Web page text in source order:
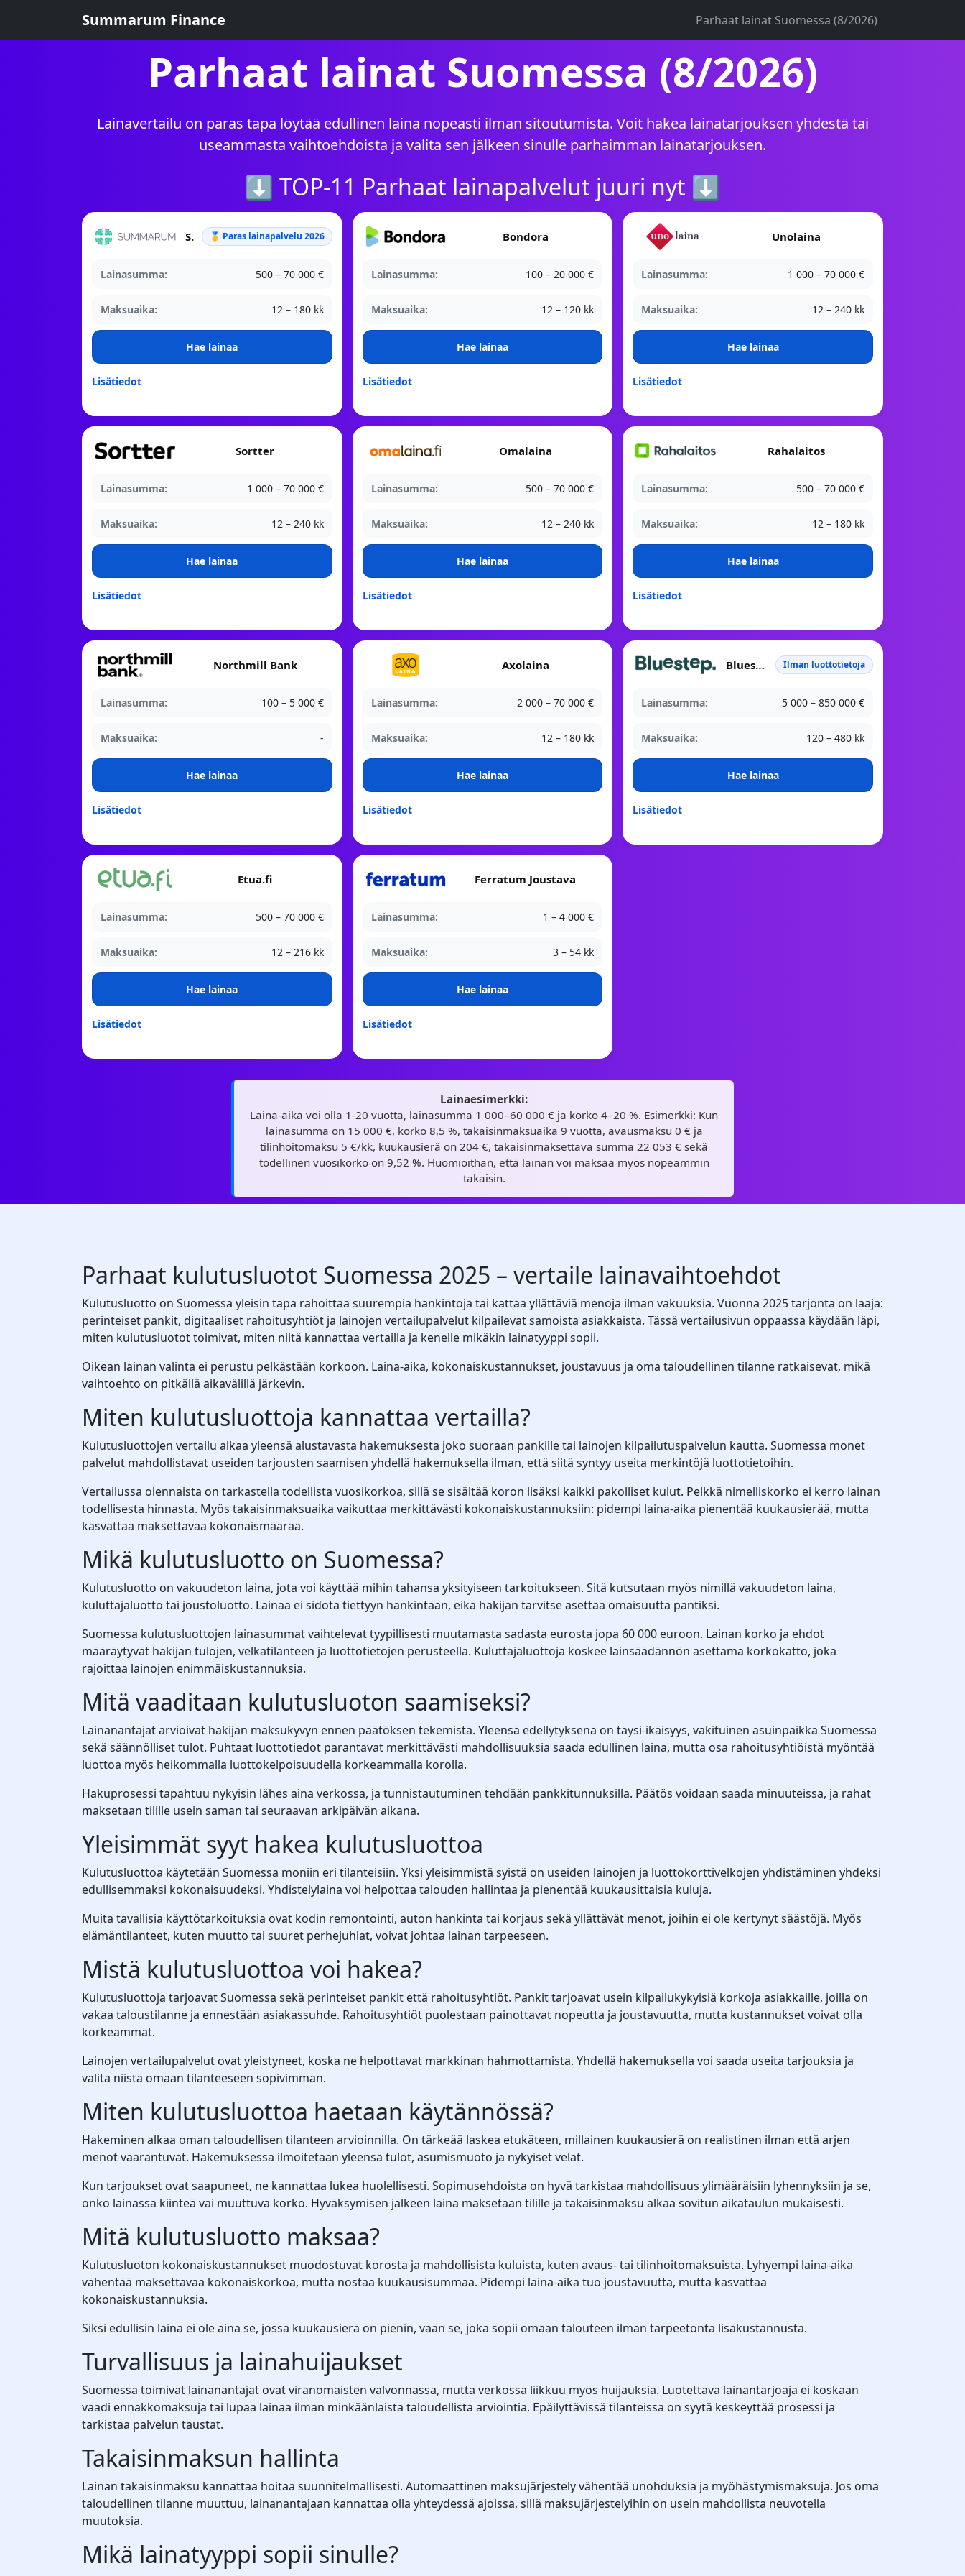
Summarum Finance Parhaat lainat Suomessa (8/2026)
Parhaat lainat Suomessa (8/2026)
Lainavertailu on paras tapa löytää edullinen laina nopeasti ilman sitoutumista. Voit hakea lainatarjouksen yhdestä tai
useammasta vaihtoehdoista ja valita sen jälkeen sinulle parhaimman lainatarjouksen.
⬇ TOP-11 Parhaat lainapalvelut juuri nyt ⬇
Summarum 🥇 Paras lainapalvelu 2026
Lainasumma: 500 – 70 000 €
Maksuaika: 12 – 180 kk
Hae lainaa
Lisätiedot
Bondora
Lainasumma: 100 – 20 000 €
Maksuaika: 12 – 120 kk
Hae lainaa
Lisätiedot
Unolaina
Lainasumma: 1 000 – 70 000 €
Maksuaika: 12 – 240 kk
Hae lainaa
Lisätiedot
Sortter
Lainasumma: 1 000 – 70 000 €
Maksuaika: 12 – 240 kk
Hae lainaa
Lisätiedot
Omalaina
Lainasumma: 500 – 70 000 €
Maksuaika: 12 – 240 kk
Hae lainaa
Lisätiedot
Rahalaitos
Lainasumma: 500 – 70 000 €
Maksuaika: 12 – 180 kk
Hae lainaa
Lisätiedot
Northmill Bank
Lainasumma: 100 – 5 000 €
Maksuaika: -
Hae lainaa
Lisätiedot
Axolaina
Lainasumma: 2 000 – 70 000 €
Maksuaika: 12 – 180 kk
Hae lainaa
Lisätiedot
Bluestep Bank Ilman luottotietoja
Lainasumma: 5 000 – 850 000 €
Maksuaika: 120 – 480 kk
Hae lainaa
Lisätiedot
Etua.fi
Lainasumma: 500 – 70 000 €
Maksuaika: 12 – 216 kk
Hae lainaa
Lisätiedot
Ferratum Joustava
Lainasumma: 1 – 4 000 €
Maksuaika: 3 – 54 kk
Hae lainaa
Lisätiedot
Lainaesimerkki:
Laina-aika voi olla 1-20 vuotta, lainasumma 1 000–60 000 € ja korko 4–20 %. Esimerkki: Kun
lainasumma on 15 000 €, korko 8,5 %, takaisinmaksuaika 9 vuotta, avausmaksu 0 € ja
tilinhoitomaksu 5 €/kk, kuukausierä on 204 €, takaisinmaksettava summa 22 053 € sekä
todellinen vuosikorko on 9,52 %. Huomioithan, että lainan voi maksaa myös nopeammin
takaisin.
Parhaat kulutusluotot Suomessa 2025 – vertaile lainavaihtoehdot
Kulutusluotto on Suomessa yleisin tapa rahoittaa suurempia hankintoja tai kattaa yllättäviä menoja ilman vakuuksia. Vuonna 2025 tarjonta on laaja:
perinteiset pankit, digitaaliset rahoitusyhtiöt ja lainojen vertailupalvelut kilpailevat samoista asiakkaista. Tässä vertailusivun oppaassa käydään läpi,
miten kulutusluotot toimivat, miten niitä kannattaa vertailla ja kenelle mikäkin lainatyyppi sopii.
Oikean lainan valinta ei perustu pelkästään korkoon. Laina-aika, kokonaiskustannukset, joustavuus ja oma taloudellinen tilanne ratkaisevat, mikä
vaihtoehto on pitkällä aikavälillä järkevin.
Miten kulutusluottoja kannattaa vertailla?
Kulutusluottojen vertailu alkaa yleensä alustavasta hakemuksesta joko suoraan pankille tai lainojen kilpailutuspalvelun kautta. Suomessa monet
palvelut mahdollistavat useiden tarjousten saamisen yhdellä hakemuksella ilman, että siitä syntyy useita merkintöjä luottotietoihin.
Vertailussa olennaista on tarkastella todellista vuosikorkoa, sillä se sisältää koron lisäksi kaikki pakolliset kulut. Pelkkä nimelliskorko ei kerro lainan
todellisesta hinnasta. Myös takaisinmaksuaika vaikuttaa merkittävästi kokonaiskustannuksiin: pidempi laina-aika pienentää kuukausierää, mutta
kasvattaa maksettavaa kokonaismäärää.
Mikä kulutusluotto on Suomessa?
Kulutusluotto on vakuudeton laina, jota voi käyttää mihin tahansa yksityiseen tarkoitukseen. Sitä kutsutaan myös nimillä vakuudeton laina,
kuluttajaluotto tai joustoluotto. Lainaa ei sidota tiettyyn hankintaan, eikä hakijan tarvitse asettaa omaisuutta pantiksi.
Suomessa kulutusluottojen lainasummat vaihtelevat tyypillisesti muutamasta sadasta eurosta jopa 60 000 euroon. Lainan korko ja ehdot
määräytyvät hakijan tulojen, velkatilanteen ja luottotietojen perusteella. Kuluttajaluottoja koskee lainsäädännön asettama korkokatto, joka
rajoittaa lainojen enimmäiskustannuksia.
Mitä vaaditaan kulutusluoton saamiseksi?
Lainanantajat arvioivat hakijan maksukyvyn ennen päätöksen tekemistä. Yleensä edellytyksenä on täysi-ikäisyys, vakituinen asuinpaikka Suomessa
sekä säännölliset tulot. Puhtaat luottotiedot parantavat merkittävästi mahdollisuuksia saada edullinen laina, mutta osa rahoitusyhtiöistä myöntää
luottoa myös heikommalla luottokelpoisuudella korkeammalla korolla.
Hakuprosessi tapahtuu nykyisin lähes aina verkossa, ja tunnistautuminen tehdään pankkitunnuksilla. Päätös voidaan saada minuuteissa, ja rahat
maksetaan tilille usein saman tai seuraavan arkipäivän aikana.
Yleisimmät syyt hakea kulutusluottoa
Kulutusluottoa käytetään Suomessa moniin eri tilanteisiin. Yksi yleisimmistä syistä on useiden lainojen ja luottokorttivelkojen yhdistäminen yhdeksi
edullisemmaksi kokonaisuudeksi. Yhdistelylaina voi helpottaa talouden hallintaa ja pienentää kuukausittaisia kuluja.
Muita tavallisia käyttötarkoituksia ovat kodin remontointi, auton hankinta tai korjaus sekä yllättävät menot, joihin ei ole kertynyt säästöjä. Myös
elämäntilanteet, kuten muutto tai suuret perhejuhlat, voivat johtaa lainan tarpeeseen.
Mistä kulutusluottoa voi hakea?
Kulutusluottoja tarjoavat Suomessa sekä perinteiset pankit että rahoitusyhtiöt. Pankit tarjoavat usein kilpailukykyisiä korkoja asiakkaille, joilla on
vakaa taloustilanne ja ennestään asiakassuhde. Rahoitusyhtiöt puolestaan painottavat nopeutta ja joustavuutta, mutta kustannukset voivat olla
korkeammat.
Lainojen vertailupalvelut ovat yleistyneet, koska ne helpottavat markkinan hahmottamista. Yhdellä hakemuksella voi saada useita tarjouksia ja
valita niistä omaan tilanteeseen sopivimman.
Miten kulutusluottoa haetaan käytännössä?
Hakeminen alkaa oman taloudellisen tilanteen arvioinnilla. On tärkeää laskea etukäteen, millainen kuukausierä on realistinen ilman että arjen
menot vaarantuvat. Hakemuksessa ilmoitetaan yleensä tulot, asumismuoto ja nykyiset velat.
Kun tarjoukset ovat saapuneet, ne kannattaa lukea huolellisesti. Sopimusehdoista on hyvä tarkistaa mahdollisuus ylimääräisiin lyhennyksiin ja se,
onko lainassa kiinteä vai muuttuva korko. Hyväksymisen jälkeen laina maksetaan tilille ja takaisinmaksu alkaa sovitun aikataulun mukaisesti.
Mitä kulutusluotto maksaa?
Kulutusluoton kokonaiskustannukset muodostuvat korosta ja mahdollisista kuluista, kuten avaus- tai tilinhoitomaksuista. Lyhyempi laina-aika
vähentää maksettavaa kokonaiskorkoa, mutta nostaa kuukausisummaa. Pidempi laina-aika tuo joustavuutta, mutta kasvattaa
kokonaiskustannuksia.
Siksi edullisin laina ei ole aina se, jossa kuukausierä on pienin, vaan se, joka sopii omaan talouteen ilman tarpeetonta lisäkustannusta.
Turvallisuus ja lainahuijaukset
Suomessa toimivat lainanantajat ovat viranomaisten valvonnassa, mutta verkossa liikkuu myös huijauksia. Luotettava lainantarjoaja ei koskaan
vaadi ennakkomaksuja tai lupaa lainaa ilman minkäänlaista taloudellista arviointia. Epäilyttävissä tilanteissa on syytä keskeyttää prosessi ja
tarkistaa palvelun taustat.
Takaisinmaksun hallinta
Lainan takaisinmaksu kannattaa hoitaa suunnitelmallisesti. Automaattinen maksujärjestely vähentää unohduksia ja myöhästymismaksuja. Jos oma
taloudellinen tilanne muuttuu, lainanantajaan kannattaa olla yhteydessä ajoissa, sillä maksujärjestelyihin on usein mahdollista neuvotella
muutoksia.
Mikä lainatyyppi sopii sinulle?